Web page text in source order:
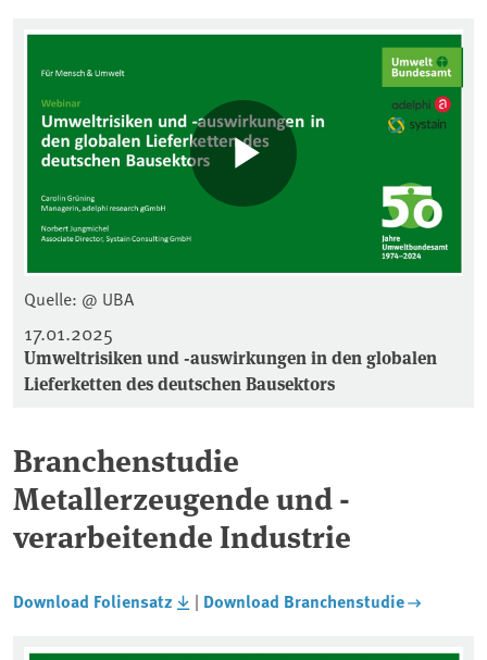
Quelle: @ UBA
17.01.2025
Umweltrisiken und -auswirkungen in den globalen
Lieferketten des deutschen Bausektors
Branchenstudie
Metallerzeugende und -
verarbeitende Industrie
Download Foliensatz | Download Branchenstudie